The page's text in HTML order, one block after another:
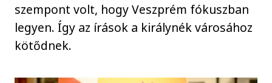
szempont volt, hogy Veszprém fókuszban
legyen. Így az írások a királynék városához
kötődnek.